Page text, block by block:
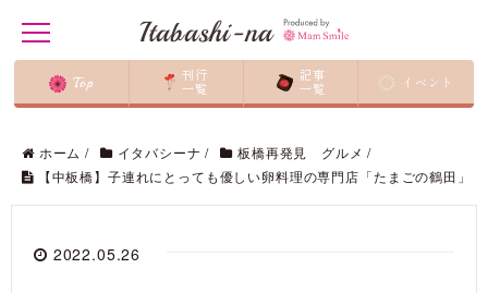
t
o
l
a
t
i
Itabashi-na
Top
刊行
一覧
記事
一覧
イベント
ホーム / イタバシーナ / 板橋再発見 グルメ /
【中板橋】子連れにとっても優しい卵料理の専門店「たまごの鶴田」
2022.05.26